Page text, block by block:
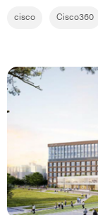
cisco Cisco360